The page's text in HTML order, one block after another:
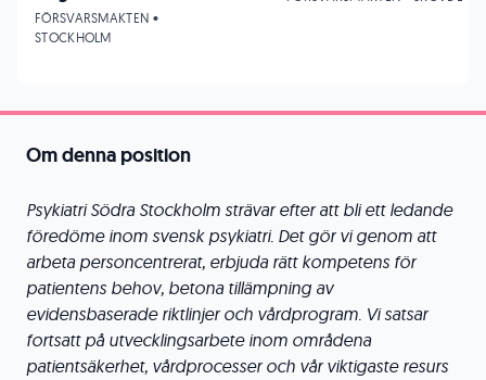
Om denna position
Psykiatri Södra Stockholm strävar efter att bli ett ledande
föredöme inom svensk psykiatri. Det gör vi genom att
arbeta personcentrerat, erbjuda rätt kompetens för
patientens behov, betona tillämpning av
evidensbaserade riktlinjer och vårdprogram. Vi satsar
fortsatt på utvecklingsarbete inom områdena
patientsäkerhet, vårdprocesser och vår viktigaste resurs
FÖRSVARSMAKTEN •
STOCKHOLM